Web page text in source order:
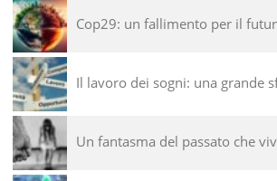
Cop29: un fallimento per il
Il lavoro dei sogni: una grande
Un fantasma del passato che